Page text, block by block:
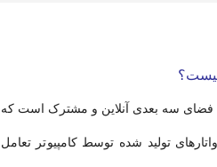
سه بعدی آنلاین و مشترک است که در
تولید شده توسط کامپیوتر